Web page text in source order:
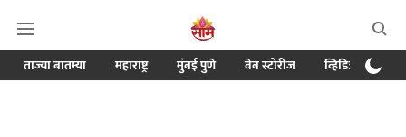
ताज्या बातम्या महाराष्ट्र मुंबई पुणे वेब स्टोरीज व्हिडिओ